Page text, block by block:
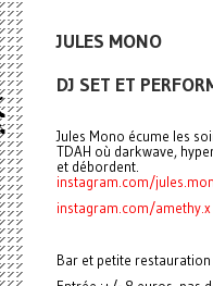
JULES MONO
DJ SET ET
Jules Mono écume les
TDAH où darkwave,
et débordent.
instagram.com/
instagram.com/amethy.x
Bar et petite restauration